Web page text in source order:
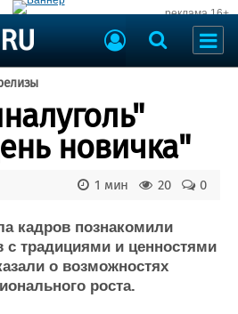
реклама 16+
Торговая площадка
Доска объявлений
новичка"
0
20
1 мин
кадров познакомили
с традициями и ценностями
о возможностях
роста.